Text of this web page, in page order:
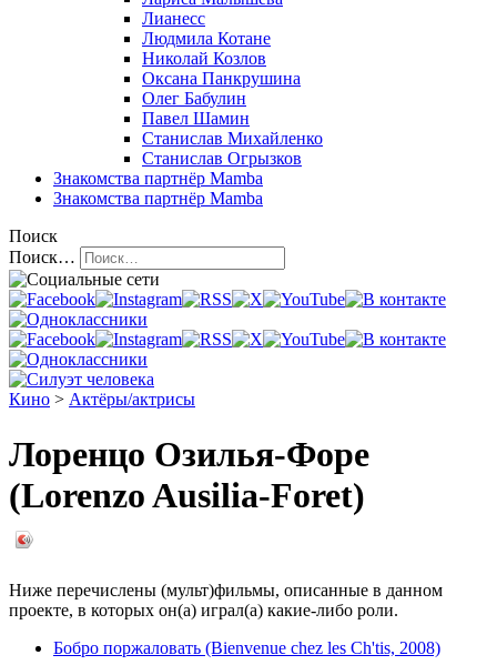
Лианесс
Людмила Котане
Николай Козлов
Оксана Панкрушина
Олег Бабулин
Павел Шамин
Станислав Михайленко
Станислав Огрызков
Знакомства партнёр Mamba
Знакомства партнёр Mamba
Поиск
Поиск…
Кино > Актёры/актрисы
Лоренцо Озилья-Форе
(Lorenzo Ausilia-Foret)
Ниже перечислены (мульт)фильмы, описанные в данном
проекте, в которых он(а) играл(а) какие-либо роли.
Бобро поржаловать (Bienvenue chez les Ch'tis, 2008)